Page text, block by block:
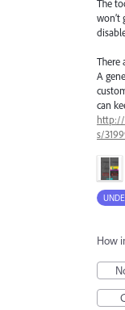
The
won’t
There
A
can
http://
s/
How